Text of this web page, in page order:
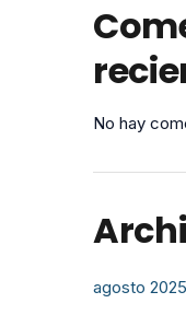
No hay
agosto 2025